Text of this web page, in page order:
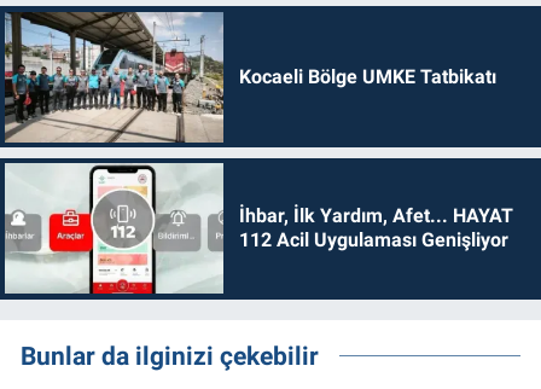
Kocaeli Bölge UMKE Tatbikatı
İhbar, İlk Yardım, Afet... HAYAT
112 Acil Uygulaması Genişliyor
Bunlar da ilginizi çekebilir